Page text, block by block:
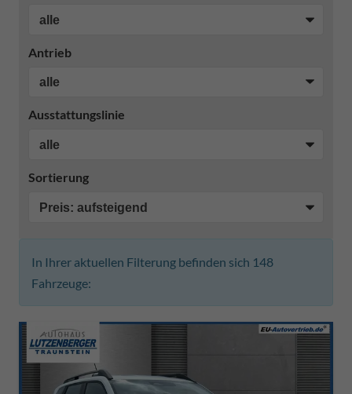
Antrieb
Ausstattungslinie
Sortierung
In Ihrer aktuellen Filterung befinden sich 148
Fahrzeuge: